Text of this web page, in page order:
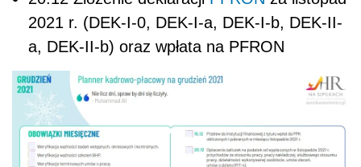
2021 r. (DEK-I-0, DEK-I-a, DEK-I-b, DEK-II-
a, DEK-II-b) oraz wpłata na PFRON